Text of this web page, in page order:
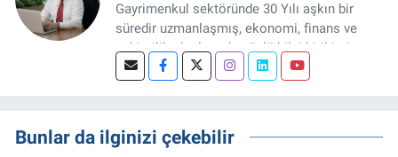
Gayrimenkul sektöründe 30 Yılı aşkın bir
süredir uzmanlaşmış, ekonomi, finans ve
şehircilik alanlarında güçlü bilgi birikimine
sahip, dijital medya odaklı deneyimli bir
projeleri üzerine haber, analiz ve özel
dosyalar hazırlama konusunda yetkinim.
Bunlar da ilginizi çekebilir